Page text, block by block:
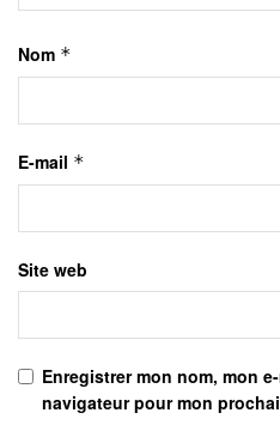
Nom *
E-mail *
Site web
Enregistrer mon nom, mon
navigateur pour mon